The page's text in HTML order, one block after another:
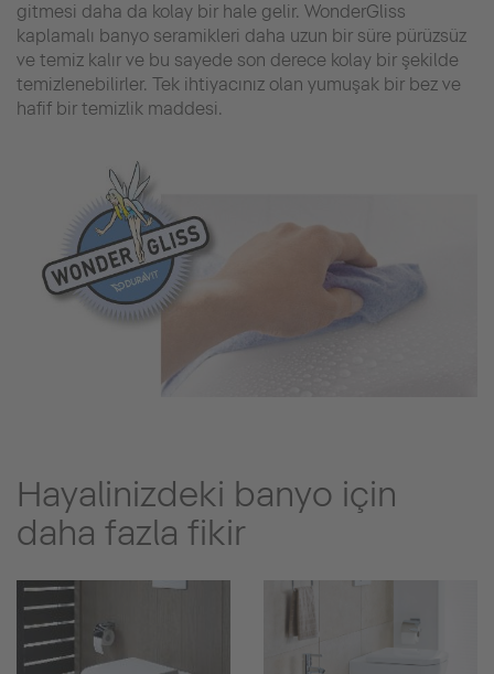
gitmesi daha da kolay bir hale gelir. WonderGliss
kaplamalı banyo seramikleri daha uzun bir süre pürüzsüz
ve temiz kalır ve bu sayede son derece kolay bir şekilde
temizlenebilirler. Tek ihtiyacınız olan yumuşak bir bez ve
hafif bir temizlik maddesi.
Hayalinizdeki banyo için
daha fazla fikir